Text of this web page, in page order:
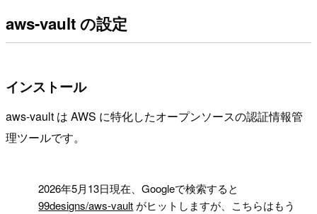
aws-vault の設定
インストール
aws-vault は AWS に特化したオープンソースの認証情報管
理ツールです。
2026年5月13日現在、Googleで検索すると
99designs/aws-vault がヒットしますが、こちらはもう